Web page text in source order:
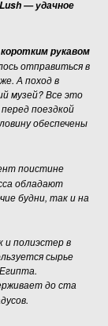
— удачное
коротким рукавом
отправиться в
А поход в
музей? Все это
поездкой
обеспечены
поистине
обладают
будни, так и на
и полиэстер в
сырье
до ста